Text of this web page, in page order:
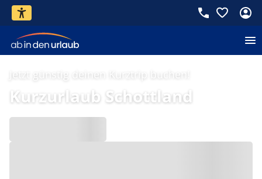
Jetzt günstig deinen Kurztrip buchen!
Kurzurlaub Schottland